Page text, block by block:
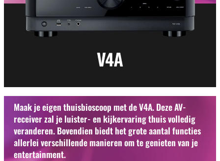
Maak je eigen thuisbioscoop met de V4A. Deze AV-
receiver zal je luister- en kijkervaring thuis volledig
veranderen. Bovendien biedt het grote aantal functies
allerlei verschillende manieren om te genieten van je
entertainment.